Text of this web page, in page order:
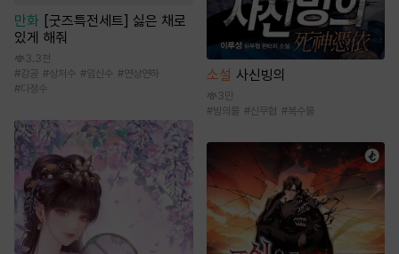
만화 [굿즈특전세트] 싫은 채로
있게 해줘
3.3천
#강공 #상처수 #임신수 #연상연하
#다정수
소설 사신빙의
3만
#빙의물 #신무협 #복수물